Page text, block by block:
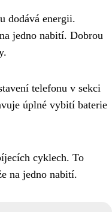
dodává energii.
jedno nabití. Dobrou
telefonu v sekci
úplné vybití baterie
cyklech. To
na jedno nabití.